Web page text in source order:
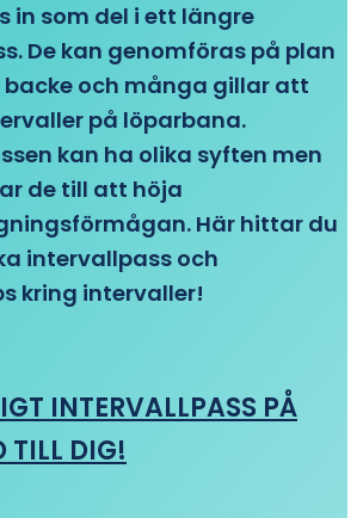
in som del i ett längre
De kan genomföras på plan
backe och många gillar att
på löparbana.
kan ha olika syften men
de till att höja
Här hittar du
intervallpass och
kring intervaller!
INTERVALLPASS PÅ
TILL DIG!